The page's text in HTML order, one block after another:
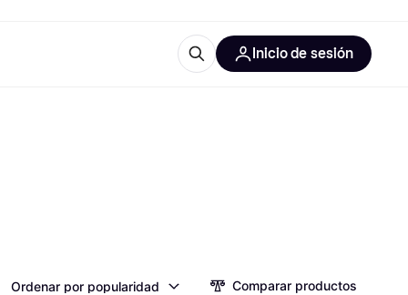
categorías
Inicio de sesión
Ordenar por popularidad Comparar productos